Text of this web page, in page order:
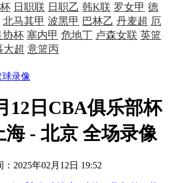
日职联 日职乙 韩K联 罗女甲 德
北马其甲 波黑甲 巴林乙 丹麦超 厄
协杯 塞内甲 危地丁 卢森女联 英篮
大超 意篮丙
球录像
12日CBA俱乐部杯
海 - 北京 全场录像
：2025年02月12日 19:52